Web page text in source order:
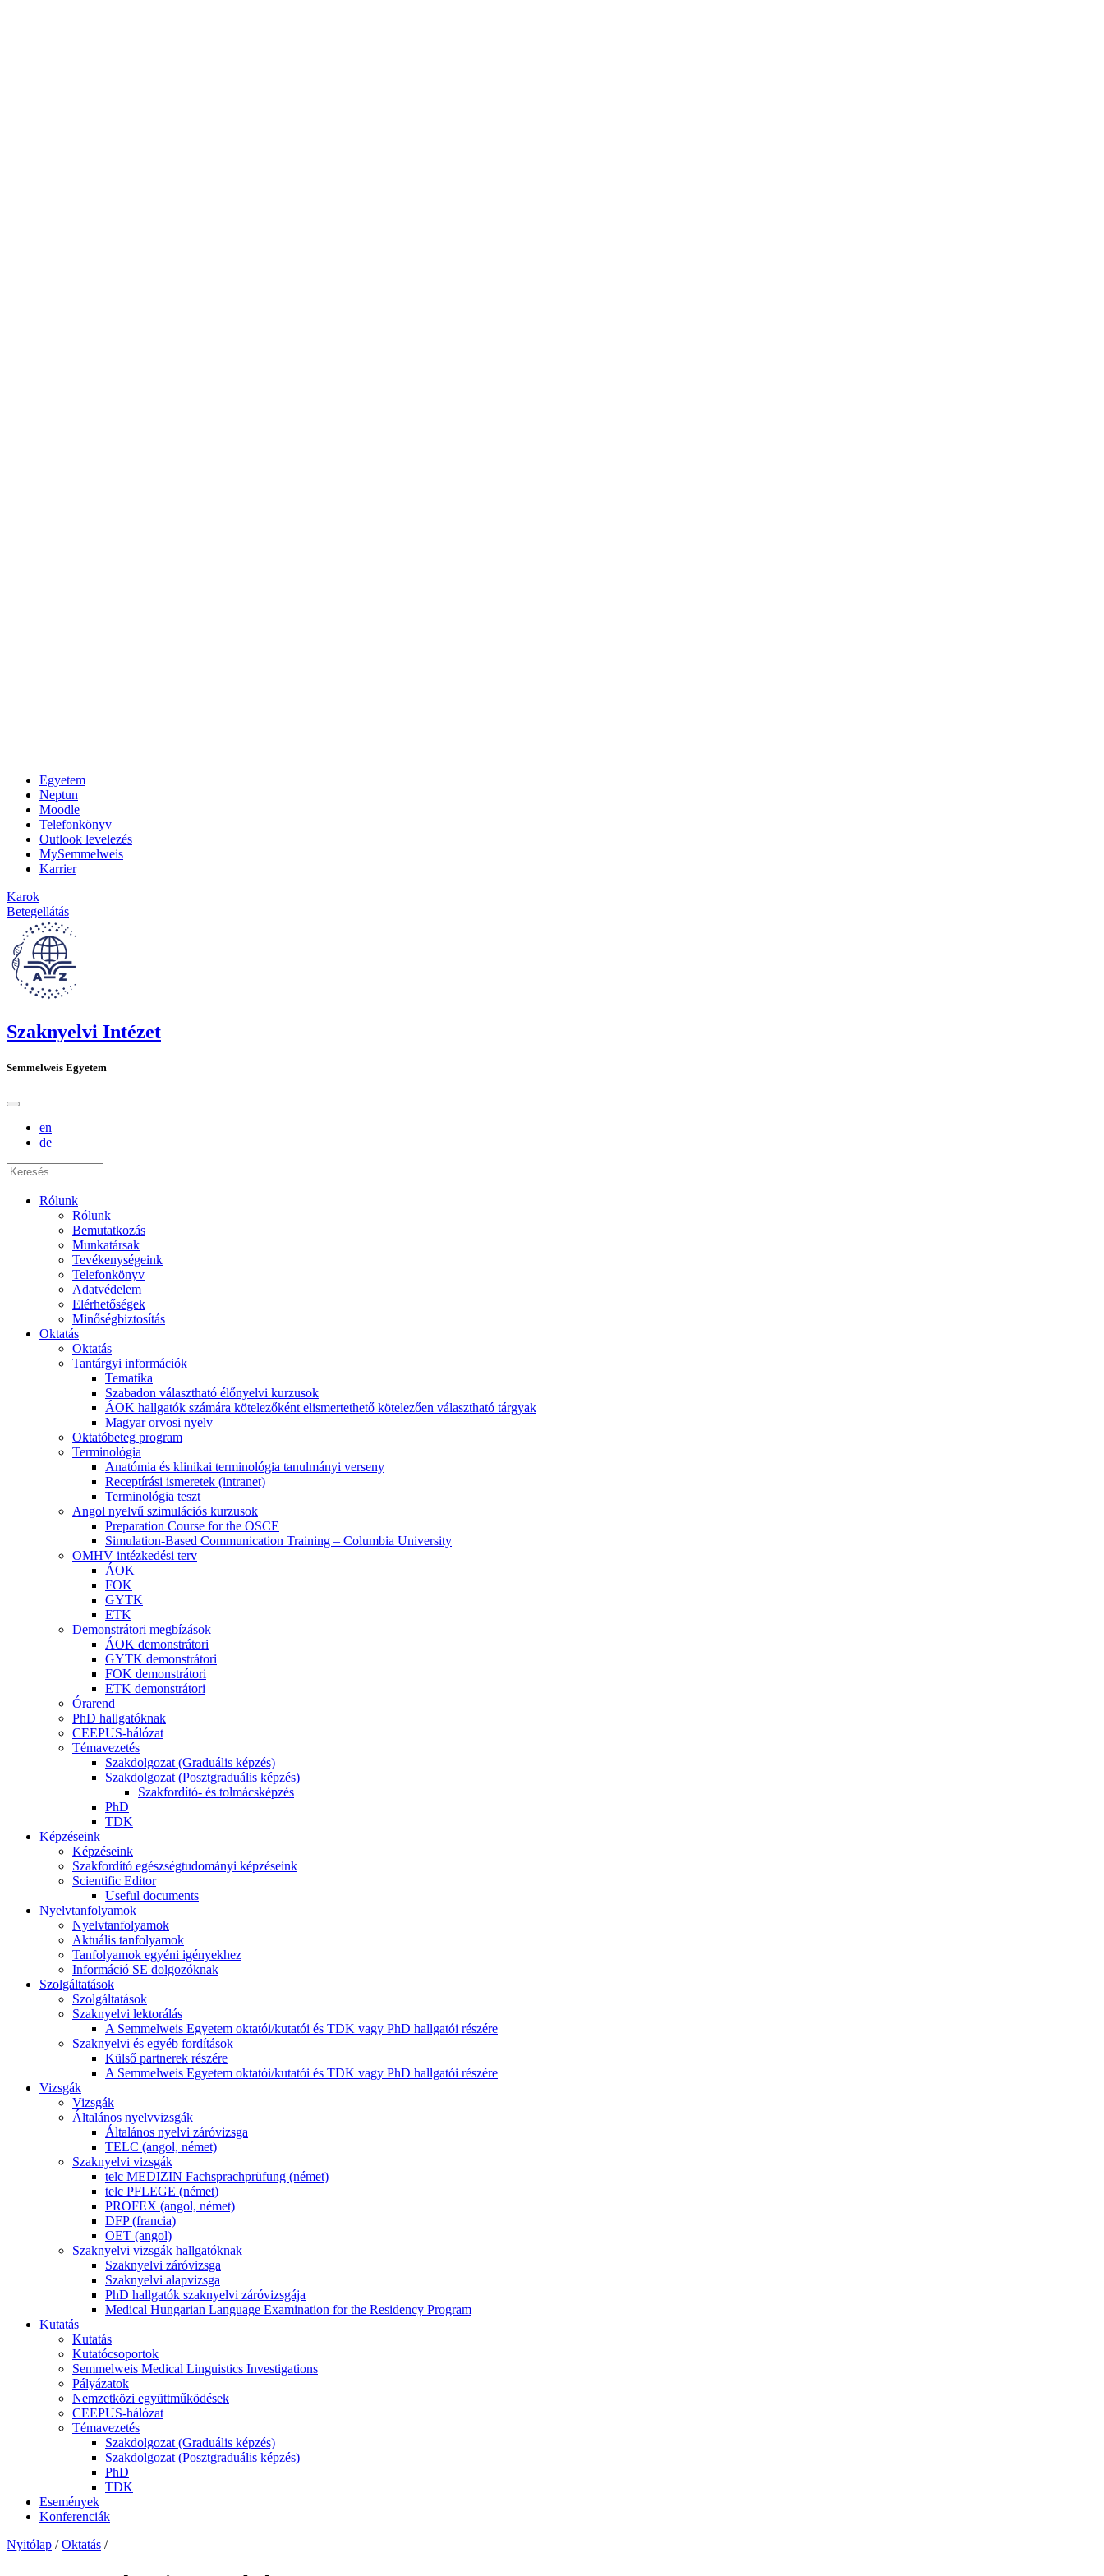
Egyetem
Neptun
Moodle
Telefonkönyv
Outlook levelezés
MySemmelweis
Karrier
Karok
Betegellátás
Szaknyelvi Intézet
Semmelweis Egyetem
en
de
Rólunk
Rólunk
Bemutatkozás
Munkatársak
Tevékenységeink
Telefonkönyv
Adatvédelem
Elérhetőségek
Minőségbiztosítás
Oktatás
Oktatás
Tantárgyi információk
Tematika
Szabadon választható élőnyelvi kurzusok
ÁOK hallgatók számára kötelezőként elismertethető kötelezően választható tárgyak
Magyar orvosi nyelv
Oktatóbeteg program
Terminológia
Anatómia és klinikai terminológia tanulmányi verseny
Receptírási ismeretek (intranet)
Terminológia teszt
Angol nyelvű szimulációs kurzusok
Preparation Course for the OSCE
Simulation-Based Communication Training – Columbia University
OMHV intézkedési terv
ÁOK
FOK
GYTK
ETK
Demonstrátori megbízások
ÁOK demonstrátori
GYTK demonstrátori
FOK demonstrátori
ETK demonstrátori
Órarend
PhD hallgatóknak
CEEPUS-hálózat
Témavezetés
Szakdolgozat (Graduális képzés)
Szakdolgozat (Posztgraduális képzés)
Szakfordító- és tolmácsképzés
PhD
TDK
Képzéseink
Képzéseink
Szakfordító egészségtudományi képzéseink
Scientific Editor
Useful documents
Nyelvtanfolyamok
Nyelvtanfolyamok
Aktuális tanfolyamok
Tanfolyamok egyéni igényekhez
Információ SE dolgozóknak
Szolgáltatások
Szolgáltatások
Szaknyelvi lektorálás
A Semmelweis Egyetem oktatói/kutatói és TDK vagy PhD hallgatói részére
Szaknyelvi és egyéb fordítások
Külső partnerek részére
A Semmelweis Egyetem oktatói/kutatói és TDK vagy PhD hallgatói részére
Vizsgák
Vizsgák
Általános nyelvvizsgák
Általános nyelvi záróvizsga
TELC (angol, német)
Szaknyelvi vizsgák
telc MEDIZIN Fachsprachprüfung (német)
telc PFLEGE (német)
PROFEX (angol, német)
DFP (francia)
OET (angol)
Szaknyelvi vizsgák hallgatóknak
Szaknyelvi záróvizsga
Szaknyelvi alapvizsga
PhD hallgatók szaknyelvi záróvizsgája
Medical Hungarian Language Examination for the Residency Program
Kutatás
Kutatás
Kutatócsoportok
Semmelweis Medical Linguistics Investigations
Pályázatok
Nemzetközi együttműködések
CEEPUS-hálózat
Témavezetés
Szakdolgozat (Graduális képzés)
Szakdolgozat (Posztgraduális képzés)
PhD
TDK
Események
Konferenciák
Nyitólap / Oktatás /